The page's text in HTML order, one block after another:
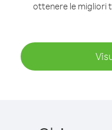
ottenere le migliori